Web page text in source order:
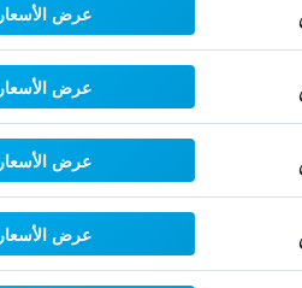
عرض الأسعار
عرض الأسعار
عرض الأسعار
عرض الأسعار